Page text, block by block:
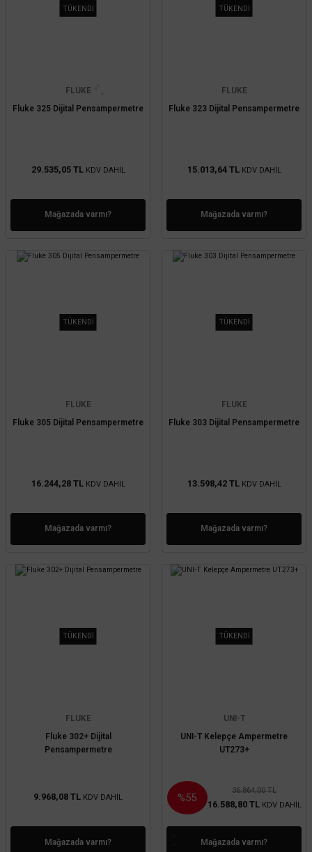
TÜKENDİ
FLUKE
Fluke 325 Dijital Pensampermetre
29.535,05 TL KDV DAHİL
Mağazada varmı?
TÜKENDİ
FLUKE
Fluke 323 Dijital Pensampermetre
15.013,64 TL KDV DAHİL
Mağazada varmı?
TÜKENDİ
FLUKE
Fluke 305 Dijital Pensampermetre
16.244,28 TL KDV DAHİL
Mağazada varmı?
TÜKENDİ
FLUKE
Fluke 303 Dijital Pensampermetre
13.598,42 TL KDV DAHİL
Mağazada varmı?
TÜKENDİ
FLUKE
Fluke 302+ Dijital
Pensampermetre
9.968,08 TL KDV DAHİL
Mağazada varmı?
TÜKENDİ
UNI-T
UNI-T Kelepçe Ampermetre
UT273+
%55
36.864,00 TL
16.588,80 TL KDV DAHİL
Mağazada varmı?